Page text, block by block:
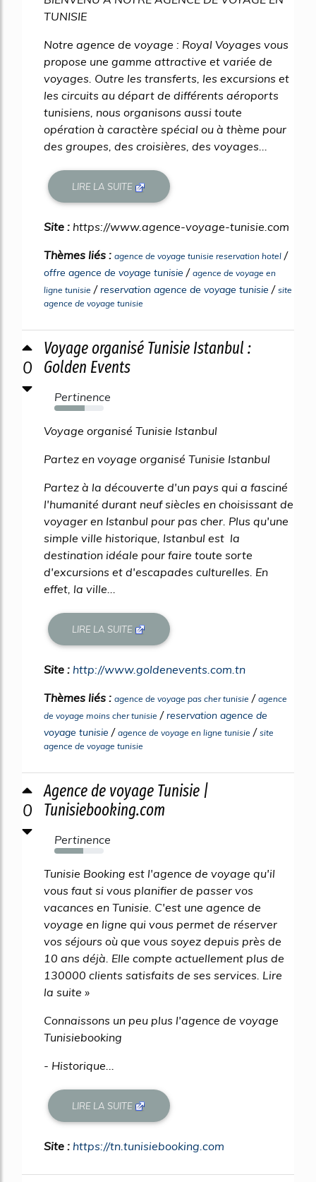
TUNISIE
Notre agence de voyage : Royal Voyages vous
propose une gamme attractive et variée de
voyages. Outre les transferts, les excursions et
les circuits au départ de différents aéroports
tunisiens, nous organisons aussi toute
opération à caractère spécial ou à thème pour
des groupes, des croisières, des voyages...
LIRE LA SUITE
Site : https://www.agence-voyage-tunisie.com
Thèmes liés : agence de voyage tunisie reservation hotel /
offre agence de voyage tunisie / agence de voyage en
ligne tunisie /reservation agence de voyage tunisie / site
agence de voyage tunisie
0
Voyage organisé Tunisie Istanbul :
Golden Events
Pertinence
61%
Voyage organisé Tunisie Istanbul
Partez en voyage organisé Tunisie Istanbul
Partez à la découverte d'un pays qui a fasciné
l'humanité durant neuf siècles en choisissant de
voyager en Istanbul pour pas cher. Plus qu'une
simple ville historique, Istanbul est la
destination idéale pour faire toute sorte
d'excursions et d'escapades culturelles. En
effet, la ville...
LIRE LA SUITE
Site : http://www.goldenevents.com.tn
Thèmes liés : agence de voyage pas cher tunisie / agence
de voyage moins cher tunisie /reservation agence de
voyage tunisie / agence de voyage en ligne tunisie / site
agence de voyage tunisie
0
Agence de voyage Tunisie |
Tunisiebooking.com
Pertinence
58%
Tunisie Booking est l'agence de voyage qu'il
vous faut si vous planifier de passer vos
vacances en Tunisie. C'est une agence de
voyage en ligne qui vous permet de réserver
vos séjours où que vous soyez depuis près de
10 ans déjà. Elle compte actuellement plus de
130000 clients satisfaits de ses services. Lire
la suite »
Connaissons un peu plus l'agence de voyage
Tunisiebooking
- Historique...
LIRE LA SUITE
Site : https://tn.tunisiebooking.com